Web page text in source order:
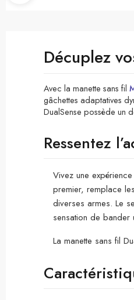
Décuplez
Avec la manette sans fil
gâchettes adaptatives
DualSense possède un
Ressentez
Vivez une
premier, remplace
diverses armes. Le
sensation de bander
La manette sans fil